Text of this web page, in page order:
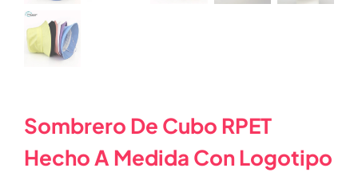
Sombrero De Cubo RPET
Hecho A Medida Con Logotipo